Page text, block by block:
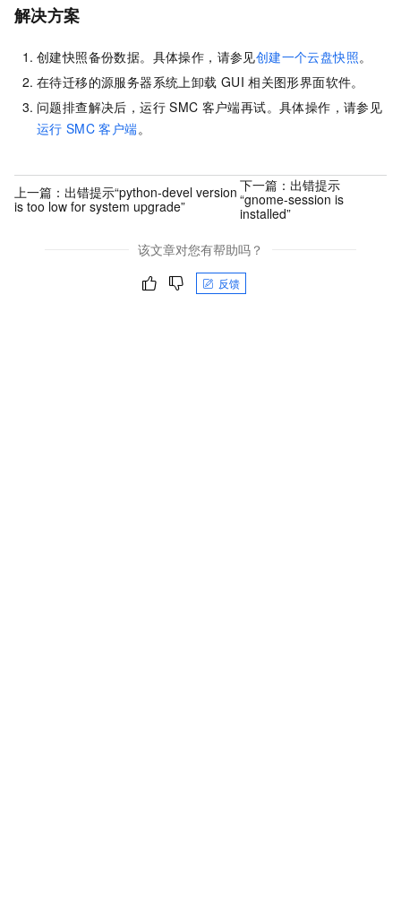
解决方案
创建快照备份数据。具体操作，请参见创建一个云盘快照。
在待迁移的源服务器系统上卸载 GUI 相关图形界面软件。
问题排查解决后，运行 SMC 客户端再试。具体操作，请参见
运行 SMC 客户端。
上一篇： 出错提示“python-devel version
is too low for system upgrade”
下一篇： 出错提示
“gnome-session is
installed”
该文章对您有帮助吗？
反馈